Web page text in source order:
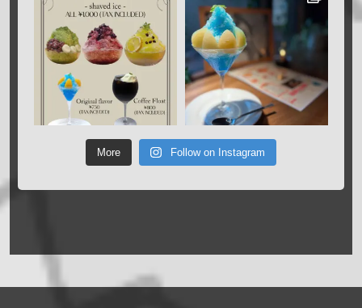
More Follow on Instagram